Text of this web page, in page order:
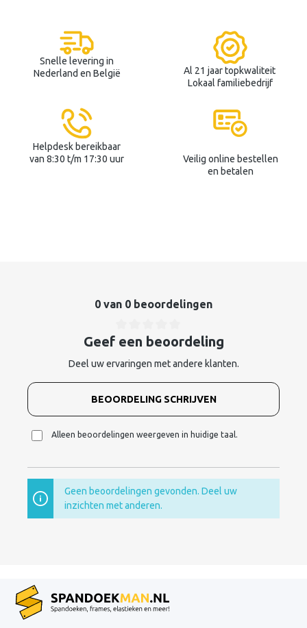
Snelle levering in
Nederland en België
Al 21 jaar topkwaliteit
Lokaal familiebedrijf
Helpdesk bereikbaar
van 8:30 t/m 17:30 uur
Veilig online bestellen
en betalen
0 van 0 beoordelingen
Geef een beoordeling
Deel uw ervaringen met andere klanten.
BEOORDELING SCHRIJVEN
Alleen beoordelingen weergeven in huidige taal.
Geen beoordelingen gevonden. Deel uw
inzichten met anderen.